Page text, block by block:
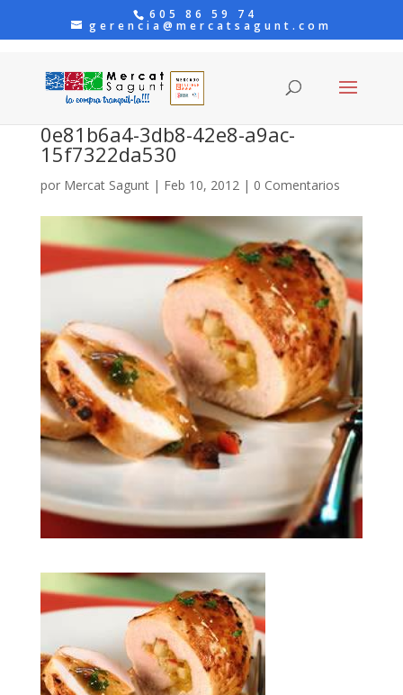
605 86 59 74
gerencia@mercatsagunt.com
0e81b6a4-3db8-42e8-a9ac-
15f7322da530
por Mercat Sagunt| Feb 10, 2012| 0 Comentarios